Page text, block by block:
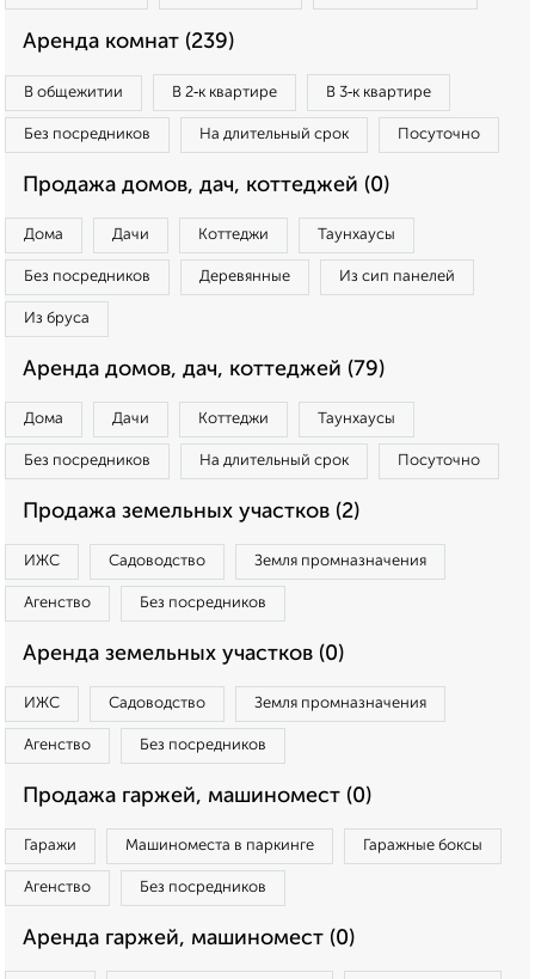
Аренда комнат (239)
В общежитии В 2‑к квартире В 3‑к квартире
Без посредников На длительный срок Посуточно
Продажа домов, дач, коттеджей (0)
Дома Дачи Коттеджи Таунхаусы
Без посредников Деревянные Из сип панелей
Из бруса
Аренда домов, дач, коттеджей (79)
Дома Дачи Коттеджи Таунхаусы
Без посредников На длительный срок Посуточно
Продажа земельных участков (2)
ИЖС Садоводство Земля промназначения
Агенство Без посредников
Аренда земельных участков (0)
ИЖС Садоводство Земля промназначения
Агенство Без посредников
Продажа гаржей, машиномест (0)
Гаражи Машиноместа в паркинге Гаражные боксы
Агенство Без посредников
Аренда гаржей, машиномест (0)